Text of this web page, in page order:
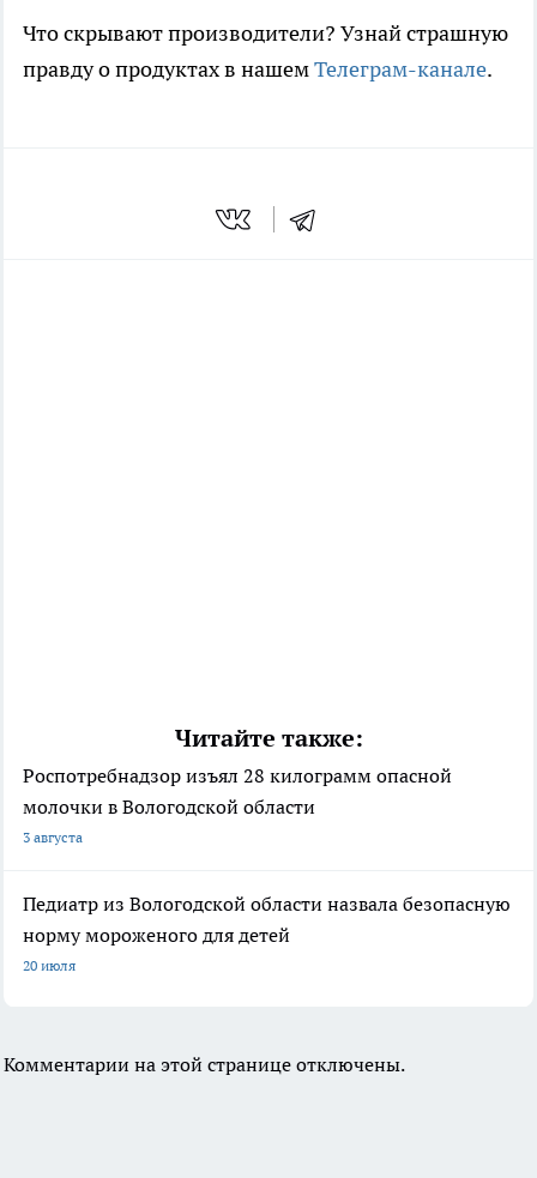
Что скрывают производители? Узнай страшную
правду о продуктах в нашемТелеграм-канале.
Читайте также:
Роспотребнадзор изъял 28 килограмм опасной
молочки в Вологодской области
3 августа
Педиатр из Вологодской области назвала безопасную
норму мороженого для детей
20 июля
Комментарии на этой странице отключены.